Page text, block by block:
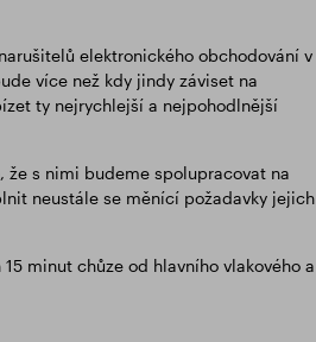
elektronického obchodování v
více než kdy jindy záviset na
ty nejrychlejší a nejpohodlnější
že s nimi budeme spolupracovat na
neustále se měnící požadavky jejich
minut chůze od hlavního vlakového a